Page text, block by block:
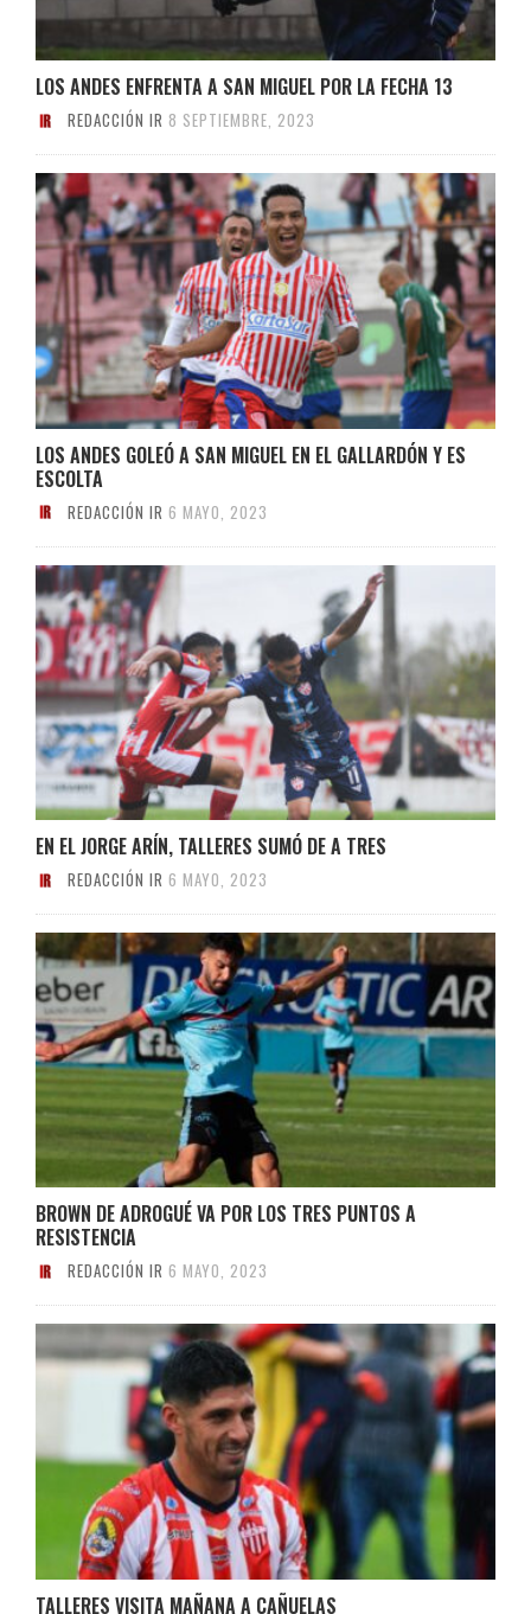
LOS ANDES ENFRENTA A SAN MIGUEL POR LA FECHA 13
REDACCIÓN IR 8 SEPTIEMBRE, 2023
LOS ANDES GOLEÓ A SAN MIGUEL EN EL GALLARDÓN Y ES
ESCOLTA
REDACCIÓN IR 6 MAYO, 2023
EN EL JORGE ARÍN, TALLERES SUMÓ DE A TRES
REDACCIÓN IR 6 MAYO, 2023
BROWN DE ADROGUÉ VA POR LOS TRES PUNTOS A
RESISTENCIA
REDACCIÓN IR 6 MAYO, 2023
TALLERES VISITA MAÑANA A CAÑUELAS